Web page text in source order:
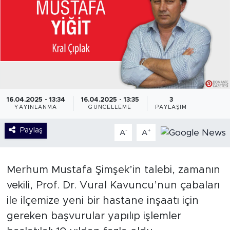
16.04.2025 - 13:34
YAYINLANMA
16.04.2025 - 13:35
GÜNCELLEME
3
PAYLAŞIM
Paylaş A- A+
Merhum Mustafa Şimşek’in talebi, zamanın
vekili, Prof. Dr. Vural Kavuncu’nun çabaları
ile ilçemize yeni bir hastane inşaatı için
gereken başvurular yapılıp işlemler